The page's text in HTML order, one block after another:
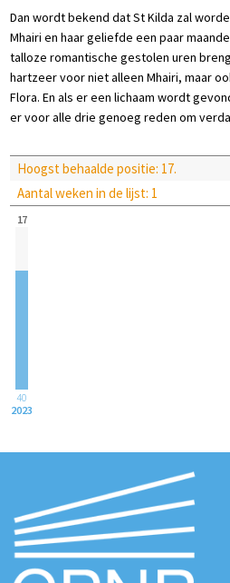
Dan wordt bekend dat St Kilda zal
Mhairi en haar geliefde een paar
talloze romantische gestolen uren
hartzeer voor niet alleen Mhairi, maar
Flora. En als er een lichaam wordt
er voor alle drie genoeg reden om
Hoogst behaalde positie: 17.
Aantal weken in de lijst: 1
17
40
2023